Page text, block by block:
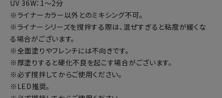
UV 36W：1～2分
※ライナーカラー以外とのミキシング不可。
※ライナーシリーズを撹拌する際は、混ぜすぎると粘度が緩くな
る場合がございます。
※全面塗りやフレンチには不向きです。
※厚塗りすると硬化不良を起こす場合がございます。
※必ず撹拌してからご使用ください。
※LED推奨。